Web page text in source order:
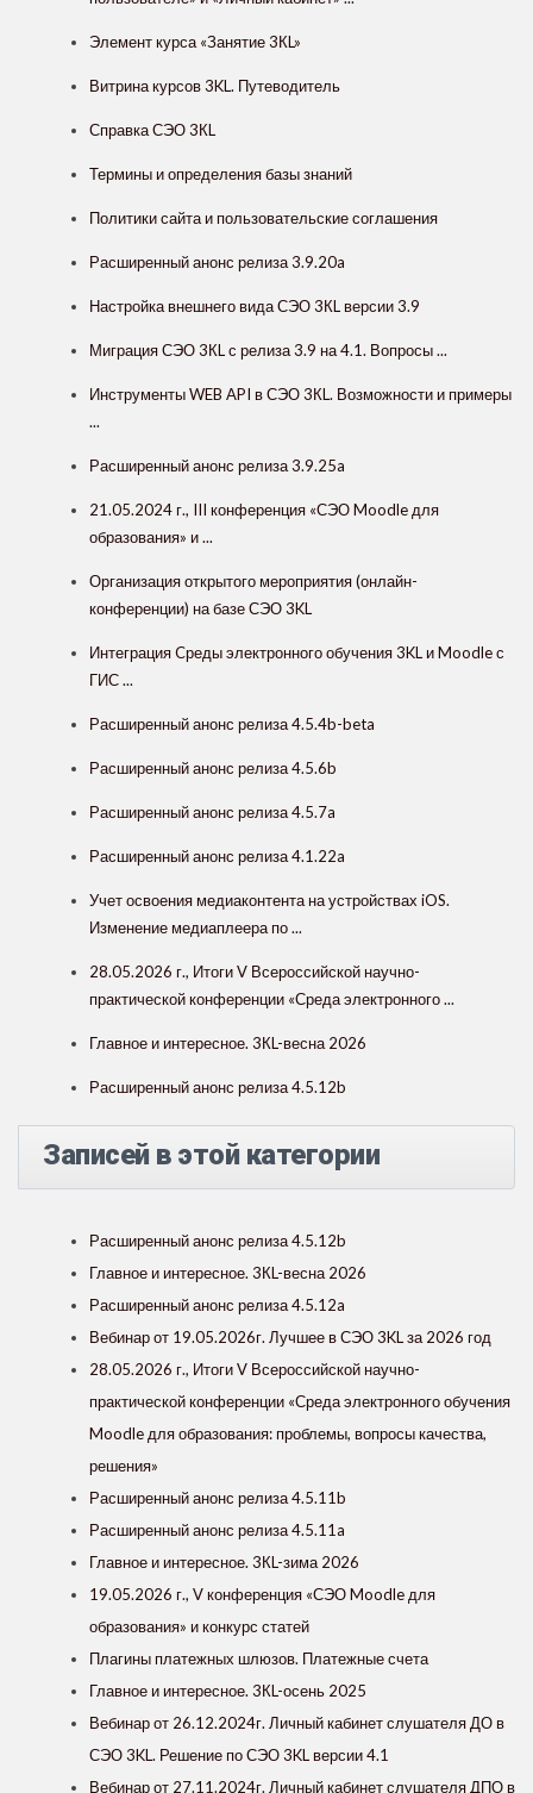
Элемент курса «Занятие 3КL»
Витрина курсов 3KL. Путеводитель
Справка СЭО 3КL
Термины и определения базы знаний
Политики сайта и пользовательские соглашения
Расширенный анонс релиза 3.9.20a
Настройка внешнего вида СЭО 3КL версии 3.9
Миграция СЭО 3КL с релиза 3.9 на 4.1. Вопросы ...
Инструменты WEB API в СЭО 3КL. Возможности и примеры
...
Расширенный анонс релиза 3.9.25a
21.05.2024 г., III конференция «СЭО Moodle для
образования» и ...
Организация открытого мероприятия (онлайн-
конференции) на базе СЭО 3KL
Интеграция Cреды электронного обучения 3KL и Moodle с
ГИС ...
Расширенный анонс релиза 4.5.4b-beta
Расширенный анонс релиза 4.5.6b
Расширенный анонс релиза 4.5.7a
Расширенный анонс релиза 4.1.22a
Учет освоения медиаконтента на устройствах iOS.
Изменение медиаплеера по ...
28.05.2026 г., Итоги V Всероссийской научно-
практической конференции «Среда электронного ...
Главное и интересное. 3КL-весна 2026
Расширенный анонс релиза 4.5.12b
Записей в этой категории
Расширенный анонс релиза 4.5.12b
Главное и интересное. 3КL-весна 2026
Расширенный анонс релиза 4.5.12a
Вебинар от 19.05.2026г. Лучшее в СЭО 3KL за 2026 год
28.05.2026 г., Итоги V Всероссийской научно-
практической конференции «Среда электронного обучения
Moodle для образования: проблемы, вопросы качества,
решения»
Расширенный анонс релиза 4.5.11b
Расширенный анонс релиза 4.5.11a
Главное и интересное. 3КL-зима 2026
19.05.2026 г., V конференция «СЭО Moodle для
образования» и конкурс статей
Плагины платежных шлюзов. Платежные счета
Главное и интересное. 3КL-осень 2025
Вебинар от 26.12.2024г. Личный кабинет слушателя ДО в
СЭО 3KL. Решение по СЭО 3KL версии 4.1
Вебинар от 27.11.2024г. Личный кабинет слушателя ДПО в